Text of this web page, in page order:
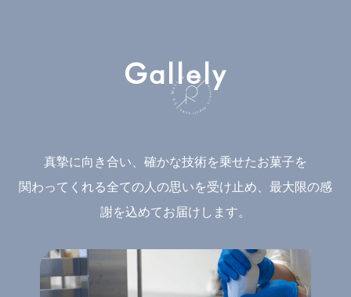
Gallely
真摯に向き合い、確かな技術を乗せたお菓子を
関わってくれる全ての人の思いを受け止め、最大限の感
謝を込めてお届けします。